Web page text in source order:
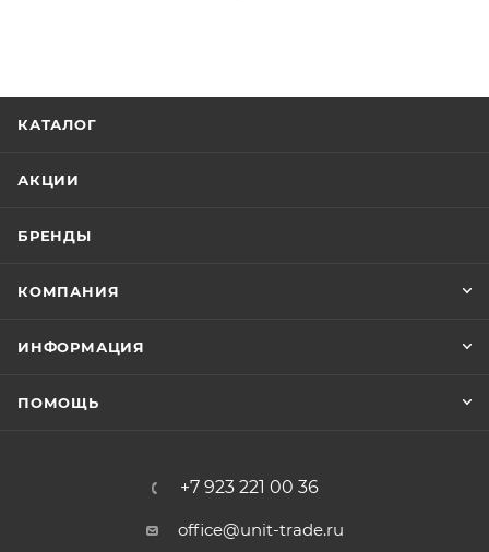
КАТАЛОГ
АКЦИИ
БРЕНДЫ
КОМПАНИЯ
ИНФОРМАЦИЯ
ПОМОЩЬ
+7 923 221 00 36
office@unit-trade.ru